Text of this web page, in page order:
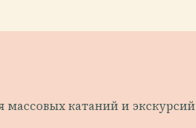
массовых катаний и экскурсий